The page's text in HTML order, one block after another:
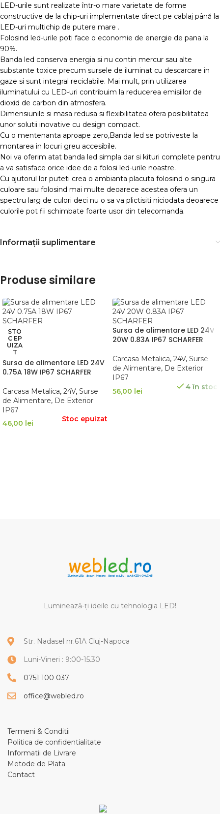
LED-urile sunt realizate într-o mare varietate de forme
constructive de la chip-uri implementate direct pe cablaj până la
LED-uri multichip de putere mare .
Folosind led-urile poti face o economie de energie de pana la
90%.
Banda led conserva energia si nu contin mercur sau alte
substante toxice precum sursele de iluminat cu descarcare in
gaze si sunt integral reciclabile. Mai mult, prin utilizarea
iluminatului cu LED-uri contribuim la reducerea emisiilor de
dioxid de carbon din atmosfera.
Dimensiunile si masa redusa si flexibilitatea ofera posibilitatea
unor solutii inovative cu design compact.
Cu o mentenanta aproape zero,Banda led se potriveste la
montarea in locuri greu accesibile.
Noi va oferim atat banda led simpla dar si kituri complete pentru
a va satisface orice idee de a folosi led-urile noastre.
Cu ajutorul lor puteti crea o ambianta placuta folosind o singura
culoare sau folosind mai multe deoarece acestea ofera un
spectru larg de culori deci nu o sa va plictisiti niciodata deoarece
culorile pot fii schimbate foarte usor din telecomanda.
Informații suplimentare
Produse similare
STO
C EP
UIZA
T
Sursa de alimentare LED 24V
0.75A 18W IP67 SCHARFER
Carcasa Metalica, 24V, Surse
de Alimentare, De Exterior
IP67
46,00 lei
Stoc epuizat
Sursa de alimentare LED 24V
20W 0.83A IP67 SCHARFER
Carcasa Metalica, 24V, Surse
de Alimentare, De Exterior
IP67
56,00 lei 4 în stoc
Luminează-ți ideile cu tehnologia LED!
Str. Nadasel nr.61A Cluj-Napoca
Luni-Vineri : 9:00-15.30
0751 100 037
office@webled.ro
Termeni & Conditii
Politica de confidentialitate
Informatii de Livrare
Metode de Plata
Contact